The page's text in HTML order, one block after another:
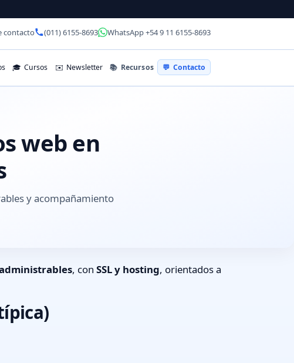
contacto (011) 6155-8693 WhatsApp +54 9 11 6155-8693
🎓 Cursos ✉️ Newsletter 📚 Recursos 💬 Contacto
web en
y acompañamiento
, con SSL y hosting, orientados a